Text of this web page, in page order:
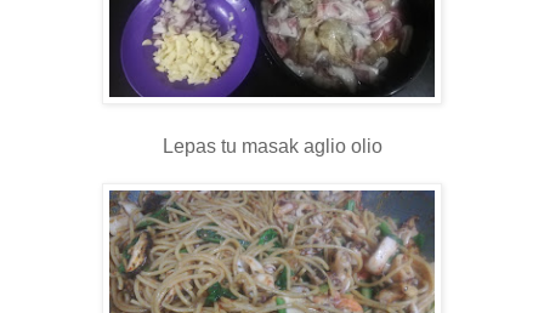
Lepas tu masak aglio olio